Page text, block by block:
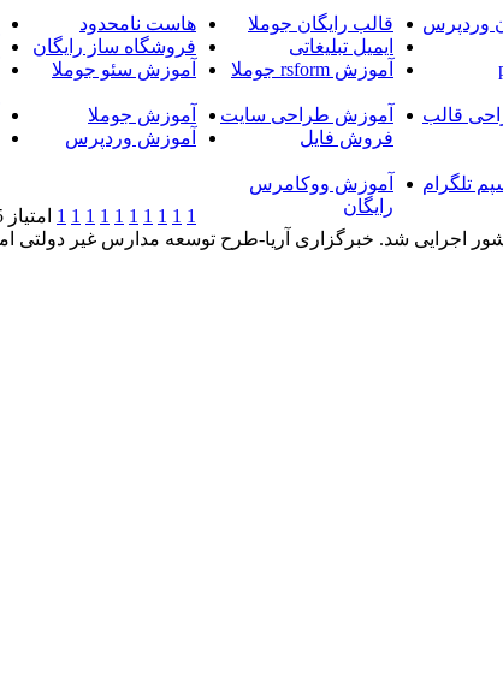
وردپرس قالب رایگان جوملا هاست نامحدود
ایمیل تبلیغاتی فروشگاه ساز رایگان
آموزش rsform جوملا آموزش سئو جوملا
قالب
آموزش طراحی سایت
فروش فایل
آموزش جوملا
آموزش وردپرس
تلگرام
آموزش ووکامرس
رایگان
1
1
1
1
1
1
1
1
1
1 امتیاز 4.75 (2 رای)